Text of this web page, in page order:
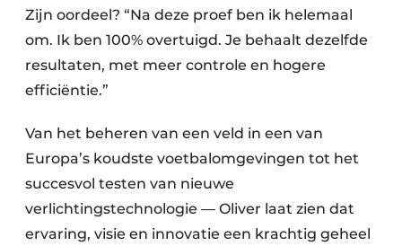
Zijn oordeel? “Na deze proef ben ik helemaal
om. Ik ben 100% overtuigd. Je behaalt dezelfde
resultaten, met meer controle en hogere
efficiëntie.”
Van het beheren van een veld in een van
Europa’s koudste voetbalomgevingen tot het
succesvol testen van nieuwe
verlichtingstechnologie — Oliver laat zien dat
ervaring, visie en innovatie een krachtig geheel